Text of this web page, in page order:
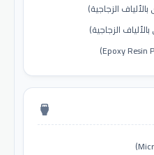
settings_input_hdmi